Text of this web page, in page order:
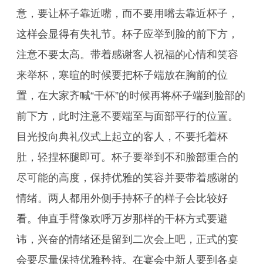
意，要让杯子靠近嘴，而不要用嘴去靠近杯子，
这样会显得有失礼节。杯子应举到脸的前下方，
注意不要太高。带着感谢客人祝福的心情和笑容
来举杯，寒暄的时候要把杯子端放在胸前的位
置，在大家齐喊“干杯”的时候再将杯子端到脸部的
前下方，此时注意不要端至与面部平行的位置。
目光投向典礼仪式上起立的客人，不要托着杯
肚，轻捏杯腿即可。杯子要举到不和脸部重合的
尽可能的高度，保持优雅的笑容并要带着感谢的
情绪。两人都用外侧手持杯子的样子会比较好
看。伸直手臂像欢呼万岁那样的干杯方式要避
讳，兴奋的情绪还是留到二次会上吧，正式的宴
会要尽量保持优雅矜持。在宴会中新人要到各桌